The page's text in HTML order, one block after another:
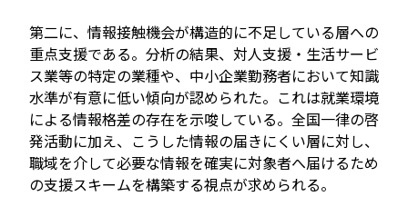
第二に、情報接触機会が構造的に不足している層への
重点支援である。分析の結果、対人支援・生活サービ
ス業等の特定の業種や、中小企業勤務者において知識
水準が有意に低い傾向が認められた。これは就業環境
による情報格差の存在を示唆している。全国一律の啓
発活動に加え、こうした情報の届きにくい層に対し、
職域を介して必要な情報を確実に対象者へ届けるため
の支援スキームを構築する視点が求められる。